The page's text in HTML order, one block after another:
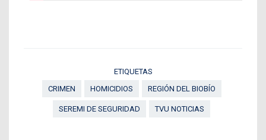
ETIQUETAS
CRIMEN
HOMICIDIOS REGIÓN DEL BIOBÍO
SEREMI DE SEGURIDAD TVU NOTICIAS